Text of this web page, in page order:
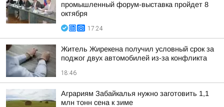
промышленный форум-выставка пройдет 8
октября
17:24
Житель Жирекена получил условный срок за
поджог двух автомобилей из-за конфликта
18:46
Аграриям Забайкалья нужно заготовить 1,1
млн тонн сена к зиме